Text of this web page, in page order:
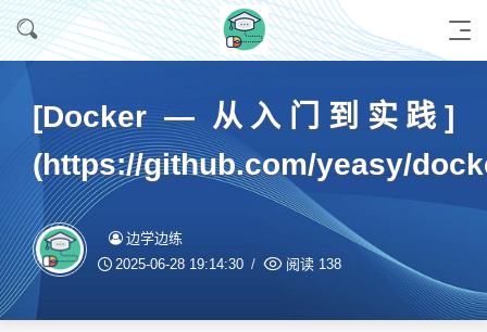
[Docker — 从入门到实践]
(https://github.com/yeasy/
边学边练
2025-06-28 19:14:30 阅读 138